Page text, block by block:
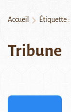
Accueil Étiquette :
Tribune